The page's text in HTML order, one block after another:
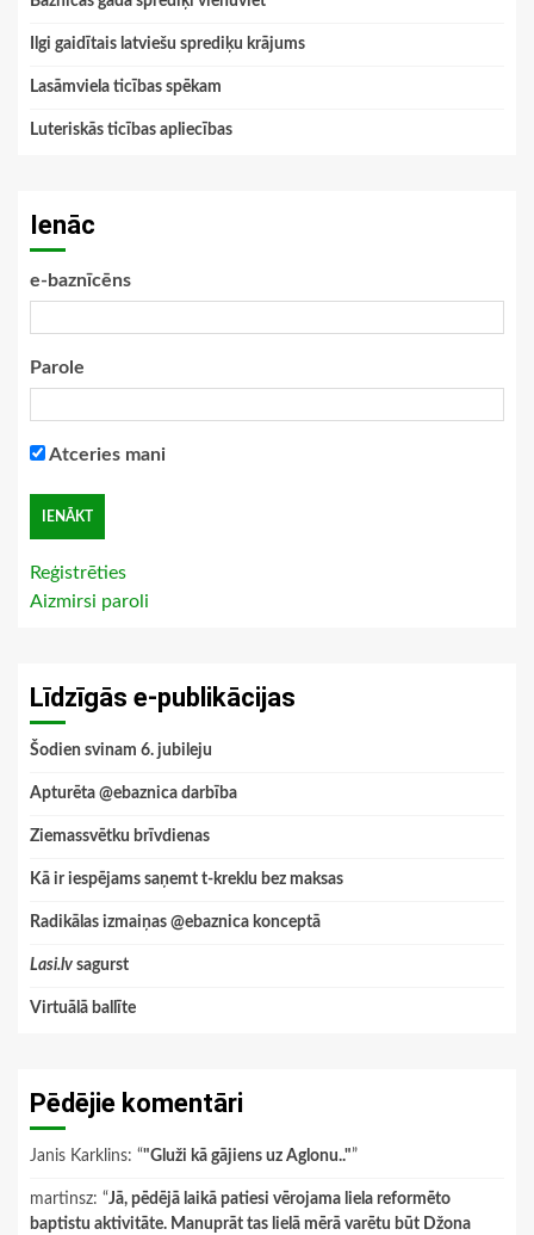
Ilgi gaidītais latviešu sprediķu krājums
Lasāmviela ticības spēkam
Luteriskās ticības apliecības
Ienāc
e-baznīcēns
Parole
Atceries mani
Reģistrēties
Aizmirsi paroli
Līdzīgās e-publikācijas
Šodien svinam 6. jubileju
Apturēta @ebaznica darbība
Ziemassvētku brīvdienas
Kā ir iespējams saņemt t-kreklu bez maksas
Radikālas izmaiņas @ebaznica konceptā
Lasi.lv sagurst
Virtuālā ballīte
Pēdējie komentāri
Janis Karklins: “"Gluži kā gājiens uz Aglonu.."”
martinsz: “Jā, pēdējā laikā patiesi vērojama liela reformēto
baptistu aktivitāte. Manuprāt tas lielā mērā varētu būt Džona